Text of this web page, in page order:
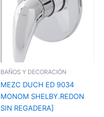
BAÑOS Y DECORACIÓN
MEZC DUCH ED 9034
MONOM SHELBY.REDON
SIN REGADERA]